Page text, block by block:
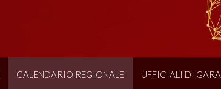
CALENDARIO REGIONALE UFFICIALI DI GARA